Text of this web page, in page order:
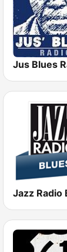
Jus Blues
Jazz Radio